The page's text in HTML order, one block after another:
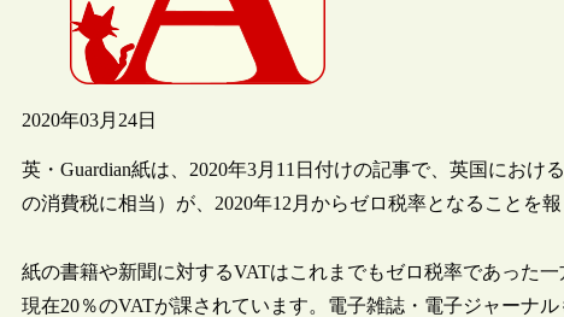
2020年03月24日
英・Guardian紙は、2020年3月11日付けの記事で、英国にお
の消費税に相当）が、2020年12月からゼロ税率となることを報
紙の書籍や新聞に対するVATはこれまでもゼロ税率であった
現在20％のVATが課されています。電子雑誌・電子ジャーナ